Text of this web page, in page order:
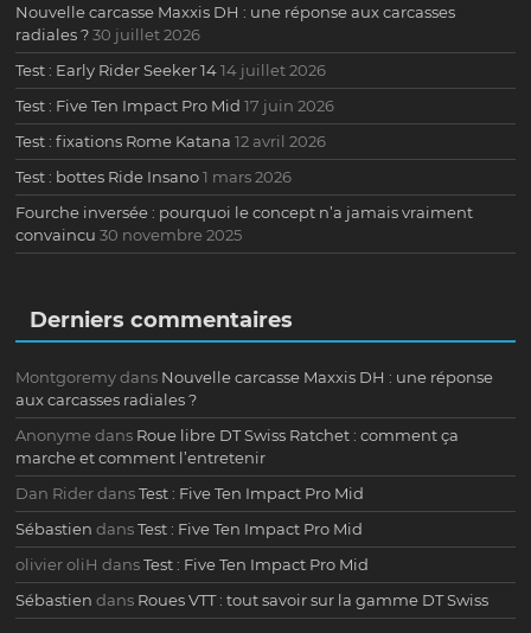
Nouvelle carcasse Maxxis DH : une réponse aux carcasses
radiales ? 30 juillet 2026
Test : Early Rider Seeker 14 14 juillet 2026
Test : Five Ten Impact Pro Mid 17 juin 2026
Test : fixations Rome Katana 12 avril 2026
Test : bottes Ride Insano 1 mars 2026
Fourche inversée : pourquoi le concept n’a jamais vraiment
convaincu 30 novembre 2025
Derniers commentaires
Montgoremydans Nouvelle carcasse Maxxis DH : une réponse
aux carcasses radiales ?
Anonyme dans Roue libre DT Swiss Ratchet : comment ça
marche et comment l’entretenir
Dan RiderdansTest : Five Ten Impact Pro Mid
Sébastien dansTest : Five Ten Impact Pro Mid
olivier oliH dansTest : Five Ten Impact Pro Mid
Sébastien dans Roues VTT : tout savoir sur la gamme DT Swiss